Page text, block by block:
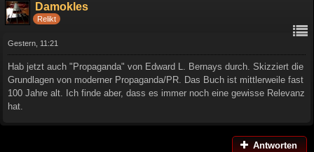
Damokles
Relikt
Gestern, 11:21
Hab jetzt auch "Propaganda" von Edward L. Bernays durch. Skizziert die
Grundlagen von moderner Propaganda/PR. Das Buch ist mittlerweile fast
100 Jahre alt. Ich finde aber, dass es immer noch eine gewisse Relevanz
hat.
Antworten